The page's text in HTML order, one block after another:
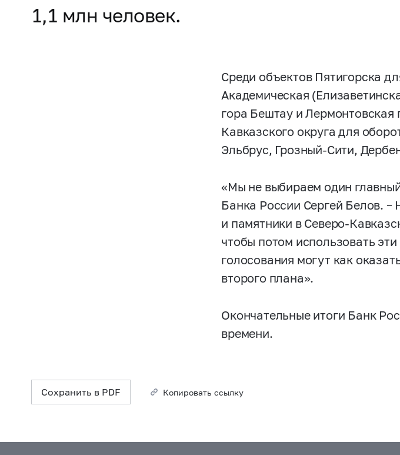
1,1 млн человек.
Среди объектов Пятигорска
Академическая
гора Бештау и Лермонтовская
Кавказского округа для
Эльбрус, Грозный-Сити,
«Мы не выбираем один
Банка России Сергей Белов.
и памятники в Северо-
чтобы потом использовать
голосования могут как
второго плана».
Окончательные итоги Банк
времени.
Сохранить в PDF Копировать ссылку